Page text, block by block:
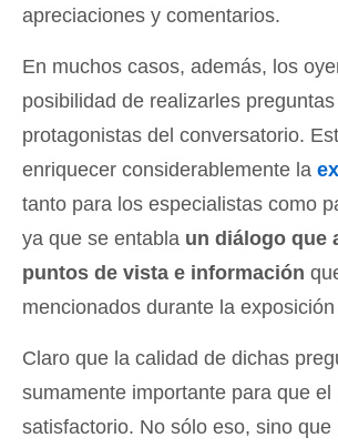
apreciaciones y comentarios.
En muchos casos, además, los
posibilidad de realizarles
protagonistas del conversatorio.
enriquecer considerablemente la
tanto para los especialistas como
ya que se entabla un diálogo que
puntos de vista e información
mencionados durante la
Claro que la calidad de dichas
sumamente importante para que el
satisfactorio. No sólo eso, sino que